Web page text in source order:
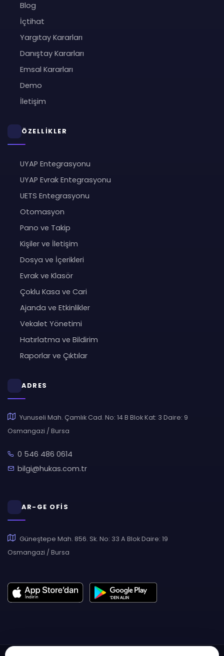
Blog
İçtihat
Yargıtay Kararları
Danıştay Kararları
Emsal Kararları
Demo
İletişim
ÖZELLİKLER
UYAP Entegrasyonu
UYAP Evrak Entegrasyonu
UETS Entegrasyonu
Otomasyon
Pano ve Takip
Kişiler ve İletişim
Dosya ve İçerikleri
Evrak ve Klasör
Çoklu Kasa ve Cari
Ajanda ve Etkinlikler
Vekalet Yönetimi
Hatırlatma ve Bildirim
Raporlar ve Çıktılar
ADRES
Yunuseli Mah. Çamlık Cad. No: 14 B Blok Kat: 3 Daire: 9
Osmangazi / Bursa
0 546 486 0614
bilgi@hukas.com.tr
AR-GE OFİS
Güneştepe Mah. 856. Sk. No: 33 A Blok Daire: 19
Osmangazi / Bursa